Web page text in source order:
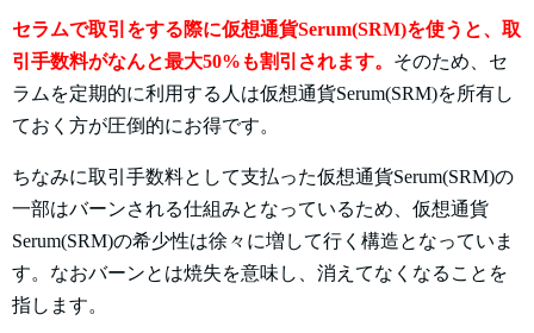
セラムで取引をする際に仮想通貨Serum(SRM)を使うと、取
引手数料がなんと最大50%も割引されます。 そのため、セ
ラムを定期的に利用する人は仮想通貨Serum(SRM)を所有し
ておく方が圧倒的にお得です。
ちなみに取引手数料として支払った仮想通貨Serum(SRM)の
一部はバーンされる仕組みとなっているため、仮想通貨
Serum(SRM)の希少性は徐々に増して行く構造となっていま
す。なおバーンとは焼失を意味し、消えてなくなることを
指します。